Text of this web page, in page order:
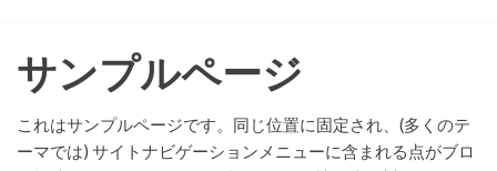
サンプルページ
これはサンプルページです。同じ位置に固定され、(多くのテ
ーマでは) サイトナビゲーションメニューに含まれる点がブロ